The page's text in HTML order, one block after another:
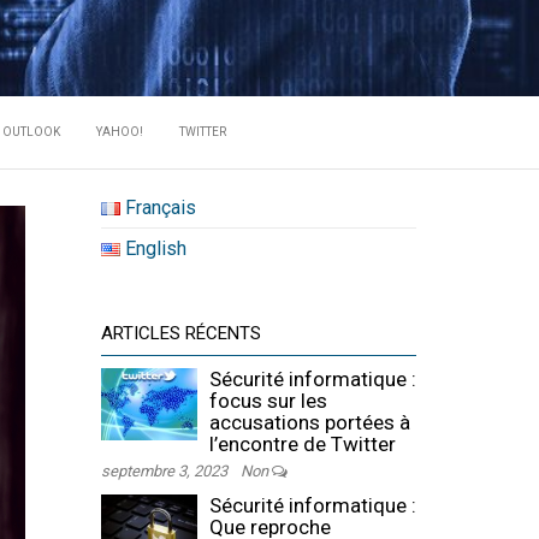
DES
OUTLOOK YAHOO! TWITTER
Français
English
ARTICLES RÉCENTS
Sécurité informatique :
focus sur les
accusations portées à
l’encontre de Twitter
septembre 3, 2023 Non
Sécurité informatique :
Que reproche